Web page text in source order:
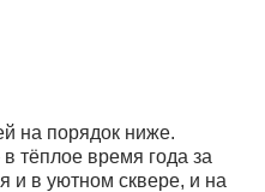
на порядок ниже.
тёплое время года за
и в уютном сквере, и на